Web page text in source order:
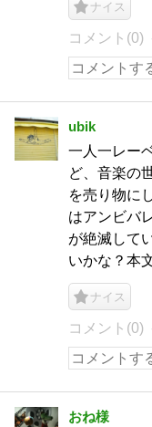
ナイス
コメント(0)
ubik
一人一レー
ど、音楽の
を売り物に
はアンビバ
が絶滅して
いかな？本
ナイス
コメント(0)
おね様